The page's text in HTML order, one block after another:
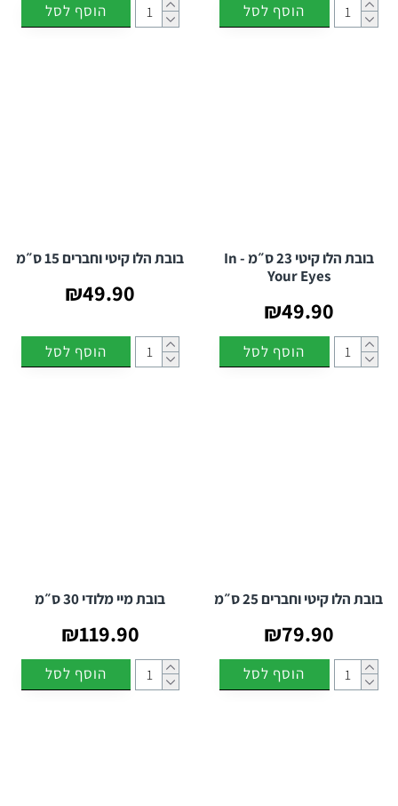
הוסף לסל הוסף לסל
בובת הלו קיטי 23 ס״מ - In
Your Eyes
₪49.90
הוסף לסל
בובת הלו קיטי וחברים 15 ס״מ
₪49.90
הוסף לסל
בובת הלו קיטי וחברים 25 ס״מ
₪79.90
הוסף לסל
בובת מיי מלודי 30 ס״מ
₪119.90
הוסף לסל